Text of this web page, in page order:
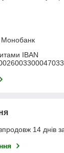
Монобанк
IBAN
14 днів